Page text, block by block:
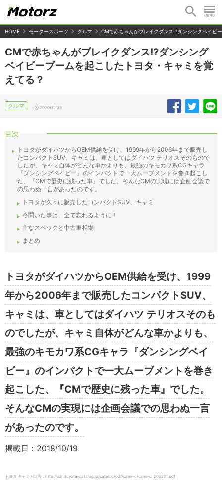
HOME モータースポーツ クルマ CMで赤ちゃんがブレイクダンス!?ダンシングベイビ
CMで赤ちゃんがブレイクダンス!?ダンシング
ベイビーブームを起こしたトヨタ・キャミを覚
えてる？
クルマ 2020/12/23
目次
トヨタがダイハツからOEM供給を受け、1999年から2006年まで販売し
たコンパクトSUV、キャミは、車としてはダイハツ テリオスそのもので
したが、キャミ自体がどんな車かよりも、最強のキモカワ系CGキャラ
『ダンシングベイビー』のインパクトで一大ムーブメントを巻き起こし
た、『CMで歴史に残った車』でした。そんなCMの実現には企画会議で
の思わぬ一言があったのです。
トヨタが久々に販売したコンパクトSUV、キャミ
今聞いた事は、全て忘れるように！
主なスペックと中古車相場
まとめ
トヨタがダイハツからOEM供給を受け、1999
年から2006年まで販売したコンパクトSUV、
キャミは、車としてはダイハツ テリオスそのも
のでしたが、キャミ自体がどんな車かよりも、
最強のキモカワ系CGキャラ『ダンシングベイ
ビー』のインパクトで一大ムーブメントを巻き
起こした、『CMで歴史に残った車』でした。
そんなCMの実現には企画会議での思わぬ一言
があったのです。
掲載日：2018/10/19
トヨタ キャミ / 出典：http://cdn.toyota-catalog.jp/catalog/pdf/cami-u/cami-u_200201.pdf